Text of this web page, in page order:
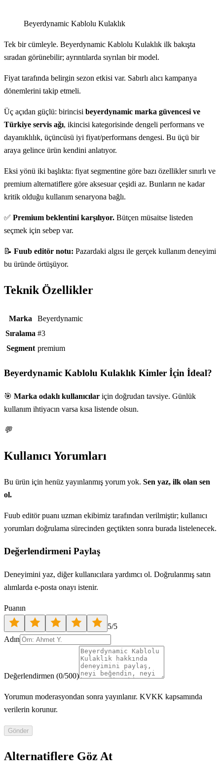
Beyerdynamic Kablolu Kulaklık
Tek bir cümleyle. Beyerdynamic Kablolu Kulaklık ilk bakışta
sıradan görünebilir; ayrıntılarda sıyrılan bir model.
Fiyat tarafında belirgin sezon etkisi var. Sabırlı alıcı kampanya
dönemlerini takip etmeli.
Üç açıdan güçlü: birincisi beyerdynamic marka güvencesi ve
Türkiye servis ağı, ikincisi kategorisinde dengeli performans ve
dayanıklılık, üçüncüsü iyi fiyat/performans dengesi. Bu üçü bir
araya gelince ürün kendini anlatıyor.
Eksi yönü iki başlıkta: fiyat segmentine göre bazı özellikler sınırlı ve
premium alternatiflere göre aksesuar çeşidi az. Bunların ne kadar
kritik olduğu kullanım senaryona bağlı.
✅ Premium beklentini karşılıyor. Bütçen müsaitse listeden
seçmek için sebep var.
📝 Fuub editör notu: Pazardaki algısı ile gerçek kullanım deneyimi
bu üründe örtüşüyor.
Teknik Özellikler
Teknik özellikler
Marka
Beyerdynamic
Sıralama #3
Segment premium
Beyerdynamic Kablolu Kulaklık Kimler İçin İdeal?
🎯 Marka odaklı kullanıcılar için doğrudan tavsiye. Günlük
kullanım ihtiyacın varsa kısa listende olsun.
💬
Kullanıcı Yorumları
Bu ürün için henüz yayınlanmış yorum yok. Sen yaz, ilk olan sen
ol.
Fuub editör puanı uzman ekibimiz tarafından verilmiştir; kullanıcı
yorumları doğrulama sürecinden geçtikten sonra burada listelenecek.
Değerlendirmeni Paylaş
Deneyimini yaz, diğer kullanıcılara yardımcı ol. Doğrulanmış satın
alımlarda e-posta onayı istenir.
Puanın
5/5
Adın
Değerlendirmen (0/500)
Yorumun moderasyondan sonra yayınlanır. KVKK kapsamında
verilerin korunur.
Gönder
Alternatiflere Göz At